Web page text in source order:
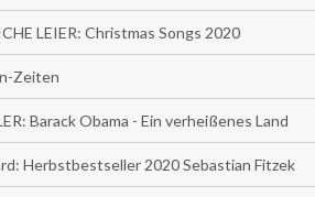
LEIER: Christmas Songs 2020
Zeiten
Barack Obama - Ein verheißenes Land
Herbstbestseller 2020 Sebastian Fitzek